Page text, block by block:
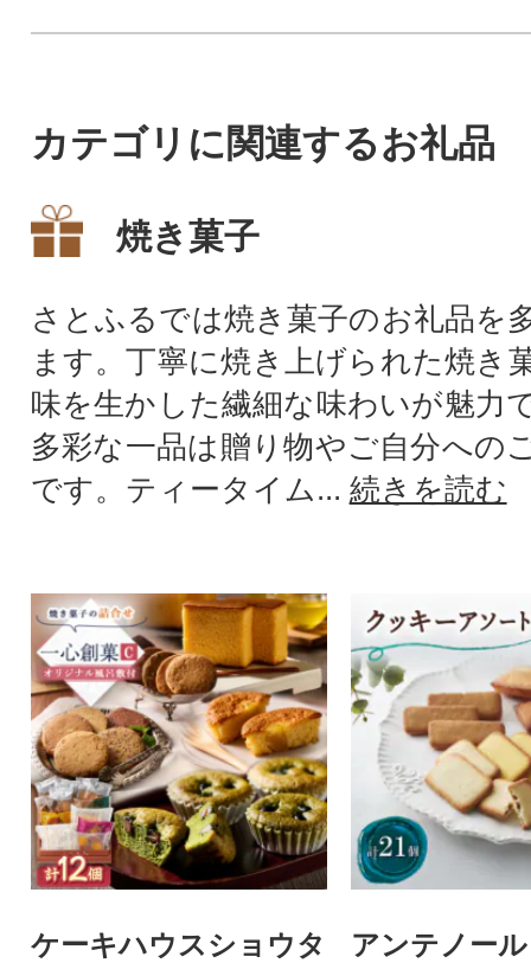
カテゴリに関連するお礼品
焼き菓子
さとふるでは焼き菓子のお礼品を
ます。丁寧に焼き上げられた焼き
味を生かした繊細な味わいが魅力
多彩な一品は贈り物やご自分への
です。ティータイム... 続きを読む
ケーキハウスショウタ
アンテノー